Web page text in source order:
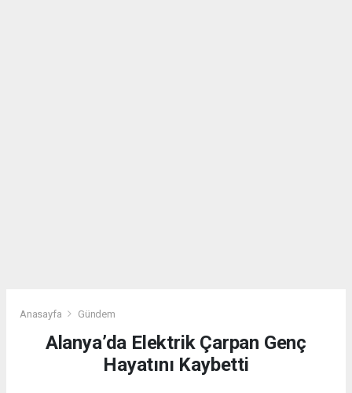
Anasayfa Gündem
Alanya’da Elektrik Çarpan Genç
Hayatını Kaybetti